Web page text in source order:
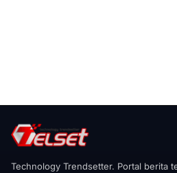
Technology Trendsetter. Portal berita